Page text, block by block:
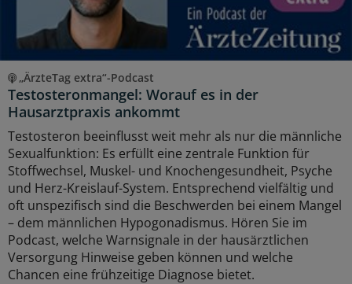
„ÄrzteTag extra“-Podcast
Testosteronmangel: Worauf es in der
Hausarztpraxis ankommt
Testosteron beeinflusst weit mehr als nur die männliche
Sexualfunktion: Es erfüllt eine zentrale Funktion für
Stoffwechsel, Muskel- und Knochengesundheit, Psyche
und Herz-Kreislauf-System. Entsprechend vielfältig und
oft unspezifisch sind die Beschwerden bei einem Mangel
– dem männlichen Hypogonadismus. Hören Sie im
Podcast, welche Warnsignale in der hausärztlichen
Versorgung Hinweise geben können und welche
Chancen eine frühzeitige Diagnose bietet.